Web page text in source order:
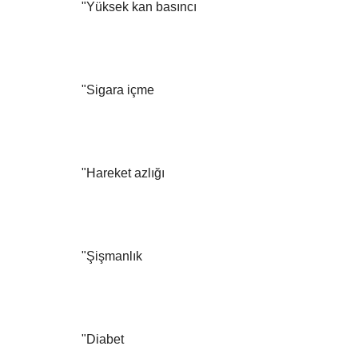
"Yüksek kan basıncı
"Sigara içme
"Hareket azlığı
"Şişmanlık
"Diabet